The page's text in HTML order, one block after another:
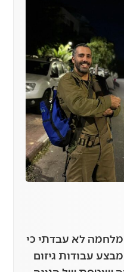
לא עבדתי כי
עבודות גיזום